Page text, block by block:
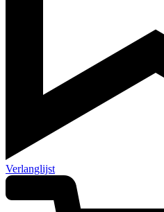
Verlanglijst